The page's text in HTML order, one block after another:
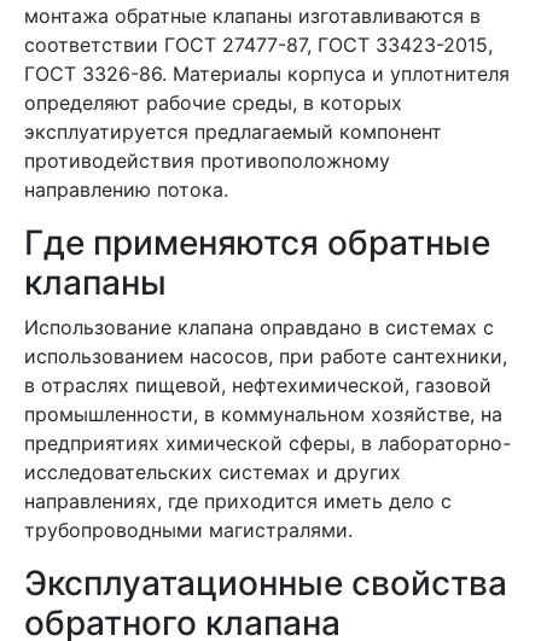
монтажа обратные клапаны изготавливаются в
соответствии ГОСТ 27477-87, ГОСТ 33423-2015,
ГОСТ 3326-86. Материалы корпуса и уплотнителя
определяют рабочие среды, в которых
эксплуатируется предлагаемый компонент
противодействия противоположному
направлению потока.
Где применяются обратные
клапаны
Использование клапана оправдано в системах с
использованием насосов, при работе сантехники,
в отраслях пищевой, нефтехимической, газовой
промышленности, в коммунальном хозяйстве, на
предприятиях химической сферы, в лабораторно-
исследовательских системах и других
направлениях, где приходится иметь дело с
трубопроводными магистралями.
Эксплуатационные свойства
обратного клапана